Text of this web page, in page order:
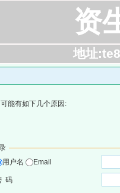
资
地址
能有如下几个原因:
用户名
Email
码